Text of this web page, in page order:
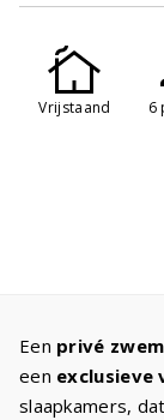
Vrijstaand 6
Een privé
een exclusieve
slaapkamers,